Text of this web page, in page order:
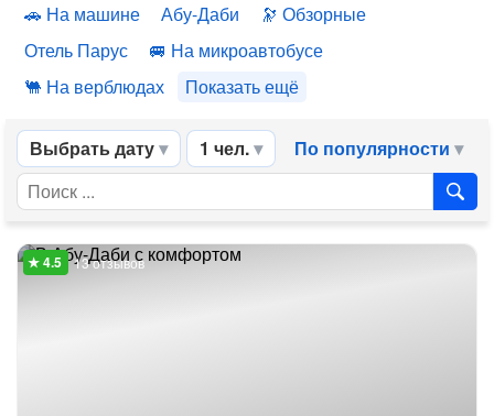
На машине
Абу-Даби
Обзорные
Отель Парус
На микроавтобусе
На верблюдах
Показать ещё
Выбрать дату 1 чел. По популярности
13 отзывов